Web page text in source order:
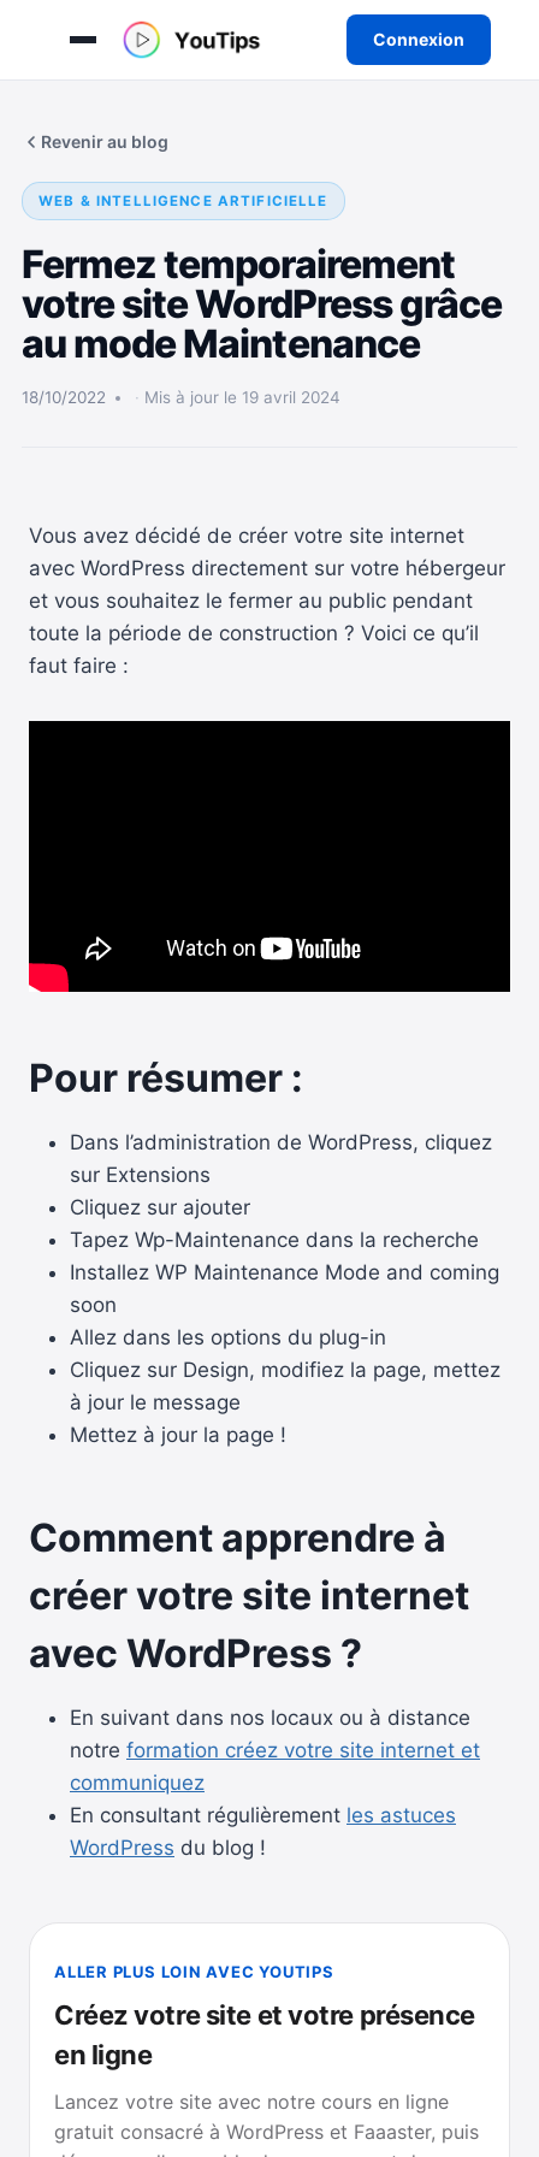
Connexion
Revenir au blog
WEB & INTELLIGENCE ARTIFICIELLE
Fermez temporairement
votre site WordPress grâce
au mode Maintenance
18/10/2022 Mis à jour le 19 avril 2024
Vous avez décidé de créer votre site internet
avec WordPress directement sur votre hébergeur
et vous souhaitez le fermer au public pendant
toute la période de construction ? Voici ce qu’il
faut faire :
Pour résumer :
Dans l’administration de WordPress, cliquez
sur Extensions
Cliquez sur ajouter
Tapez Wp-Maintenance dans la recherche
Installez WP Maintenance Mode and coming
soon
Allez dans les options du plug-in
Cliquez sur Design, modifiez la page, mettez
à jour le message
Mettez à jour la page !
Comment apprendre à
créer votre site internet
avec WordPress ?
En suivant dans nos locaux ou à distance
notre formation créez votre site internet et
communiquez
En consultant régulièrement les astuces
WordPress du blog !
ALLER PLUS LOIN AVEC YOUTIPS
Créez votre site et votre présence
en ligne
Lancez votre site avec notre cours en ligne
gratuit consacré à WordPress et Faaaster, puis